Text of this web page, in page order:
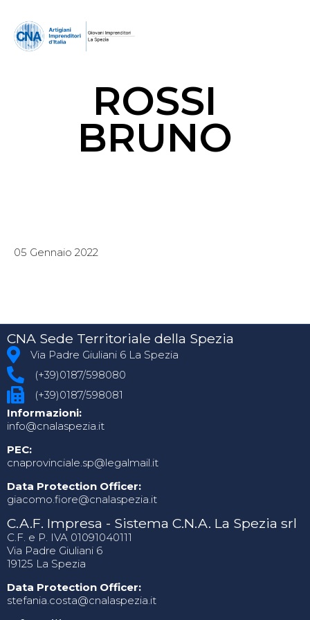
ROSSI
BRUNO
05 Gennaio 2022
CNA Sede Territoriale della Spezia
Via Padre Giuliani 6 La Spezia
(+39)0187/598080
(+39)0187/598081
Informazioni:
info@cnalaspezia.it
PEC:
cnaprovinciale.sp@legalmail.it
Data Protection Officer:
giacomo.fiore@cnalaspezia.it
C.A.F. Impresa - Sistema C.N.A. La Spezia srl
C.F. e P. IVA 01091040111
Via Padre Giuliani 6
19125 La Spezia
Data Protection Officer:
stefania.costa@cnalaspezia.it